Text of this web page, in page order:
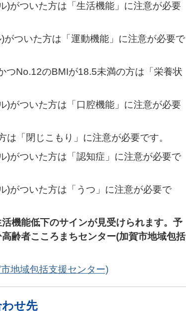
)がついた方は「生活機能」に注意が必要
ついた方は「運動機能」に注意が必要で
つNo.12のBMIが18.5未満の方は「栄養状
)がついた方は「口腔機能」に注意が必要
「閉じこもり」に注意が必要です。
)がついた方は「認知症」に注意が必要で
)がついた方は「うつ」に注意が必要で
機能低下のサインが見受けられます。予
齢者こころまちセンター(加賀市地域包括
地域包括支援センター)
せ先